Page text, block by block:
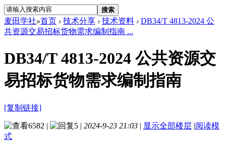
搜索
麦田学社»首页 › 技术分享 › 技术资料 › DB34/T 4813-2024 公
共资源交易招标货物需求编制指南 ...
DB34/T 4813-2024 公共资源交
易招标货物需求编制指南
[复制链接]
6582 | 5 | 2024-9-23 21:03 | 显示全部楼层 |阅读模
式